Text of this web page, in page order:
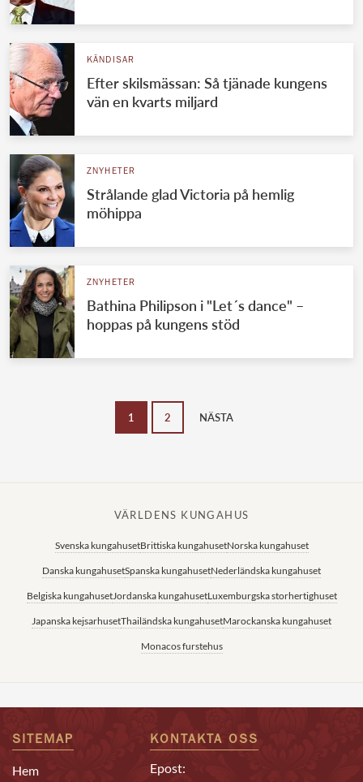
KÄNDISAR
Efter skilsmässan: Så tjänade kungens
vän en kvarts miljard
ZNYHETER
Strålande glad Victoria på hemlig
möhippa
ZNYHETER
Bathina Philipson i "Let´s dance" –
hoppas på kungens stöd
1 2 NÄSTA
VÄRLDENS KUNGAHUS
Svenska kungahusetBrittiska kungahusetNorska kungahuset
Danska kungahusetSpanska kungahusetNederländska kungahuset
Belgiska kungahusetJordanska kungahusetLuxemburgska storhertighuset
Japanska kejsarhusetThailändska kungahusetMarockanska kungahuset
Monacos furstehus
SITEMAP
Hem
KONTAKTA OSS
Epost: